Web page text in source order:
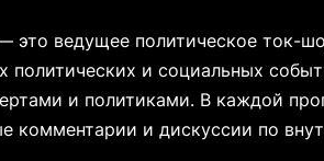
ведущее политическое ток-
политических и социальных
и политиками. В каждой
комментарии и дискуссии по